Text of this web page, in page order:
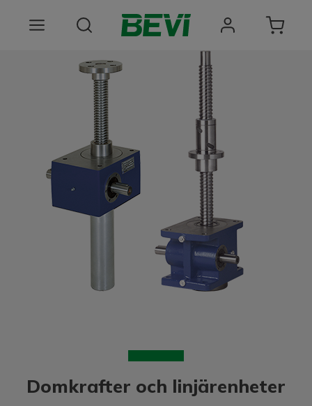
Produkter
Användningsområden
Hållbarhet
Om oss
Domkrafter och linjärenheter